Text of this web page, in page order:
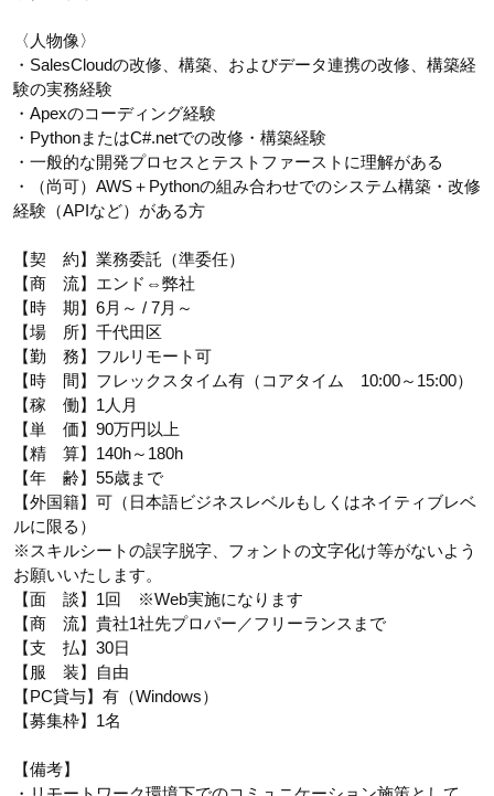
〈人物像〉
・SalesCloudの改修、構築、およびデータ連携の改修、構築経
験の実務経験
・Apexのコーディング経験
・PythonまたはC#.netでの改修・構築経験
・一般的な開発プロセスとテストファーストに理解がある
・（尚可）AWS＋Pythonの組み合わせでのシステム構築・改修
経験（APIなど）がある方
【契 約】業務委託（準委任）
【商 流】エンド⇔弊社
【時 期】6月～ / 7月～
【場 所】千代田区
【勤 務】フルリモート可
【時 間】フレックスタイム有（コアタイム 10:00～15:00）
【稼 働】1人月
【単 価】90万円以上
【精 算】140h～180h
【年 齢】55歳まで
【外国籍】可（日本語ビジネスレベルもしくはネイティブレベ
ルに限る）
※スキルシートの誤字脱字、フォントの文字化け等がないよう
お願いいたします。
【面 談】1回 ※Web実施になります
【商 流】貴社1社先プロパー／フリーランスまで
【支 払】30日
【服 装】自由
【PC貸与】有（Windows）
【募集枠】1名
【備考】